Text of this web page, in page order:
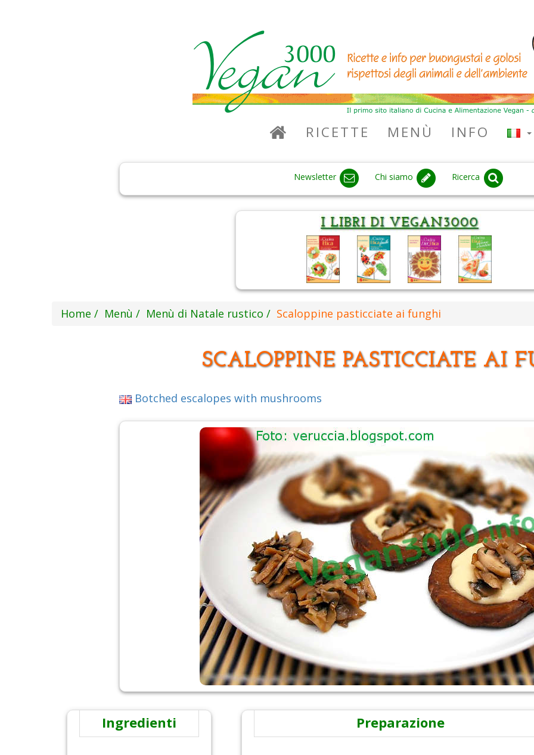
RICETTE MENÙ INFO
Newsletter Chi siamo Ricerca
Home Menù Menù di Natale rustico Scaloppine pasticciate ai funghi
SCALOPPINE PASTICCIATE AI
Botched escalopes with mushrooms
Ingredienti Preparazione